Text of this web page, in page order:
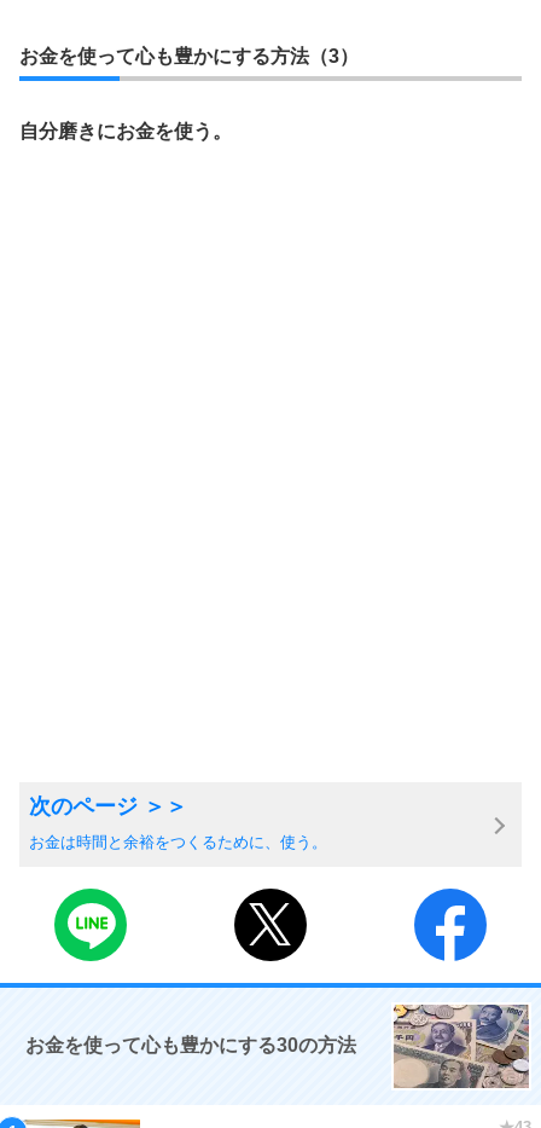
お金を使って心も豊かにする方法（3）
自分磨きにお金を使う。
お金は時間と余裕をつくるために、使う。
お金を使って心も豊かにする30の方法